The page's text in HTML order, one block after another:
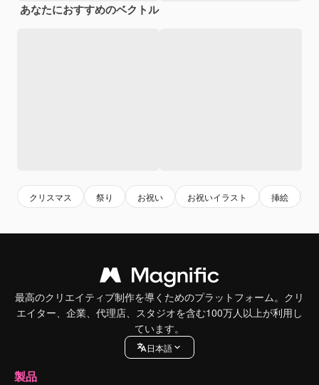
あなたにおすすめのベクトル
クリスマス 祭り お祝い お祝いイラスト 挿絵
最高のクリエイティブ制作を導くためのプラットフォーム。クリ
エイター、企業、代理店、スタジオを含む100万人以上が利用し
ています。
日本語
製品